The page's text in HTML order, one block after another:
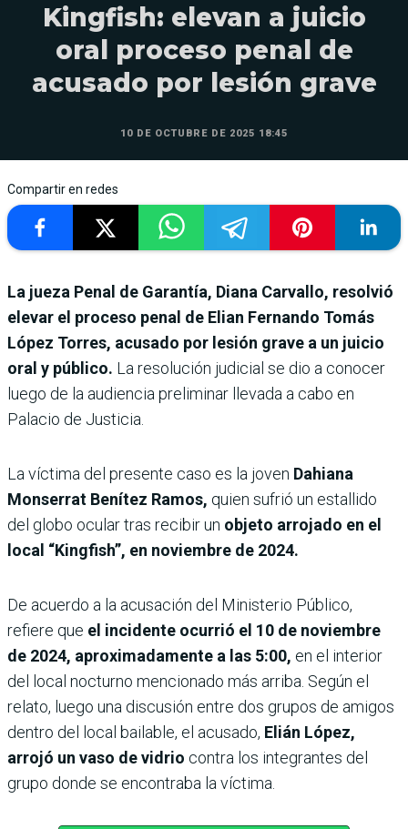
Kingfish: elevan a juicio
oral proceso penal de
acusado por lesión grave
10 DE OCTUBRE DE 2025 18:45
Compartir en redes
La jueza Penal de Garantía, Diana Carvallo, resolvió
elevar el proceso penal de Elian Fernando Tomás
López Torres, acusado por lesión grave a un juicio
oral y público. La resolución judicial se dio a conocer
luego de la audiencia preliminar llevada a cabo en
Palacio de Justicia.
La víctima del presente caso es la joven Dahiana
Monserrat Benítez Ramos, quien sufrió un estallido
del globo ocular tras recibir un objeto arrojado en el
local “Kingfish”, en noviembre de 2024.
De acuerdo a la acusación del Ministerio Público,
refiere que el incidente ocurrió el 10 de noviembre
de 2024, aproximadamente a las 5:00, en el interior
del local nocturno mencionado más arriba. Según el
relato, luego una discusión entre dos grupos de amigos
dentro del local bailable, el acusado, Elián López,
arrojó un vaso de vidrio contra los integrantes del
grupo donde se encontraba la víctima.